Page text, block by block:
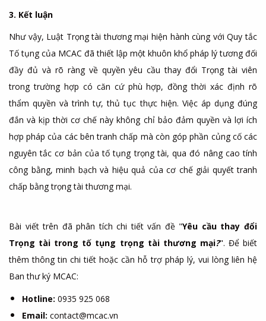
3. Kết luận
Như vậy, Luật Trọng tài thương mại hiện hành cùng với Quy tắc
Tố tụng của MCAC đã thiết lập một khuôn khổ pháp lý tương đối
đầy đủ và rõ ràngvề quyền yêu cầu thay đổi Trọng tài viên
trong trường hợp có căn cứ phù hợp, đồng thời xác định rõ
thẩm quyền và trình tự, thủ tục thực hiện. Việc áp dụng đúng
đắn và kịp thời cơ chế này không chỉ bảo đảm quyền và lợi ích
hợp pháp của các bên tranh chấp mà còn góp phần củng cố các
nguyên tắc cơ bản của tố tụng trọng tài, qua đó nâng cao tính
công bằng, minh bạch và hiệu quả của cơ chế giải quyết tranh
chấp bằng trọng tài thương mại.
Bài viết trên đã phân tích chi tiết vấn đề "Yêu cầu thay đổi
Trọng tài trong tố tụng trọng tài thương mại?". Để biết
thêm thông tin chi tiết hoặc cần hỗ trợ pháp lý, vui lòng liên hệ
Ban thư ký MCAC:
Hotline: 0935 925 068
Email: contact@mcac.vn